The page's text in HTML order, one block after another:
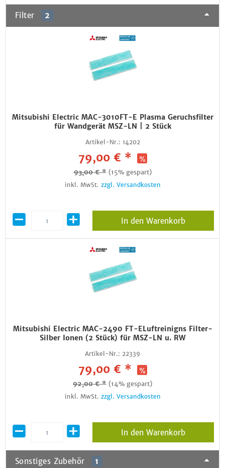
Filter 2
Mitsubishi Electric MAC-3010FT-E Plasma Geruchsfilter
für Wandgerät MSZ-LN | 2 Stück
Artikel-Nr.: 14202
79,00 € *
93,00 € * (15% gespart)
inkl. MwSt. zzgl. Versandkosten
In den Warenkorb
Mitsubishi Electric MAC-2490 FT-ELuftreinigns Filter-
Silber Ionen (2 Stück) für MSZ-LN u. RW
Artikel-Nr.: 22339
79,00 € *
92,00 € * (14% gespart)
inkl. MwSt. zzgl. Versandkosten
In den Warenkorb
Sonstiges Zubehör 1